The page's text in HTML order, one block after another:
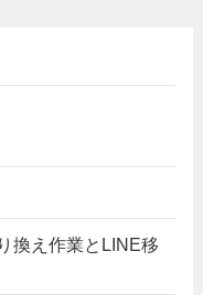
換え作業とLINE移